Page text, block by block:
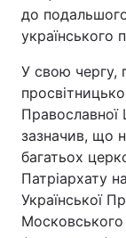
до подальшого
українського
У свою чергу,
зазначив, що
багатьох
Патріархату
Української
Московського